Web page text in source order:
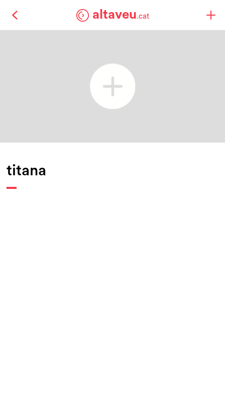
altaveu.cat
titana